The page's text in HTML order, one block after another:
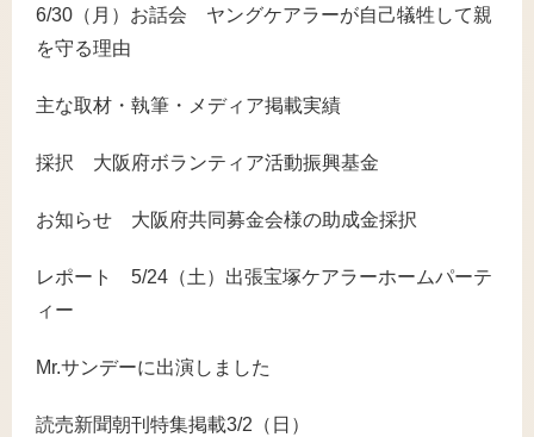
6/30（月）お話会 ヤングケアラーが自己犠牲して親
を守る理由
主な取材・執筆・メディア掲載実績
採択 大阪府ボランティア活動振興基金
お知らせ 大阪府共同募金会様の助成金採択
レポート 5/24（土）出張宝塚ケアラーホームパーテ
ィー
Mr.サンデーに出演しました
読売新聞朝刊特集掲載3/2（日）